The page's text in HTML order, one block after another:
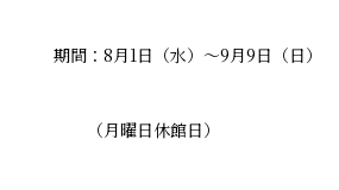
期間： 8月1 日（水）～9月9日（日）
（月曜日休館日）